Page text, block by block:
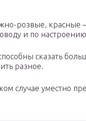
розвые, красные
и по
сказать
разное.
случае уместно